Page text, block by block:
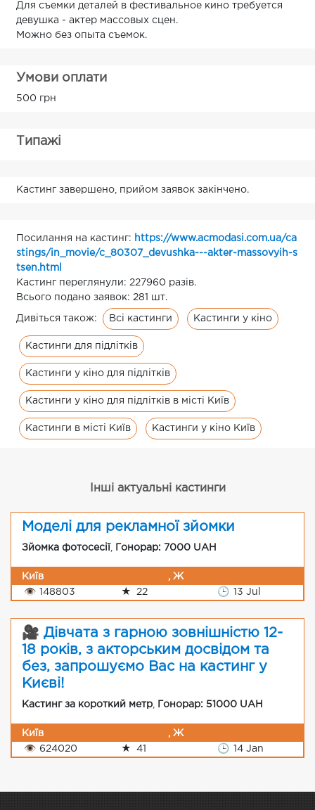
Для съемки деталей в фестивальное кино требуется
девушка - актер массовых сцен.
Можно без опыта съемок.
Умови оплати
500 грн
Типажі
Кастинг завершено, прийом заявок закінчено.
Посилання на кастинг: https://www.acmodasi.com.ua/ca
stings/in_movie/c_80307_devushka---akter-massovyih-s
tsen.html
Кастинг переглянули: 227960 разів.
Всього подано заявок: 281 шт.
Дивіться також: Всі кастинги Кастинги у кіно
Кастинги для підлітків
Кастинги у кіно для підлітків
Кастинги у кіно для підлітків в місті Київ
Кастинги в місті Київ Кастинги у кіно Київ
Інші актуальні кастинги
Моделі для рекламної зйомки
Зйомка фотосесії Гонорар: 7000 UAH
Київ
, Ж
👁 148803 ★ 22 🕒 13 Jul
🎥 Дівчата з гарною зовнішністю 12-
18 років, з акторським досвідом та
без, запрошуємо Вас на кастинг у
Києві!
Кастинг за короткий метр Гонорар: 51000 UAH
Київ
, Ж
👁 624020 ★ 41 🕒 14 Jan